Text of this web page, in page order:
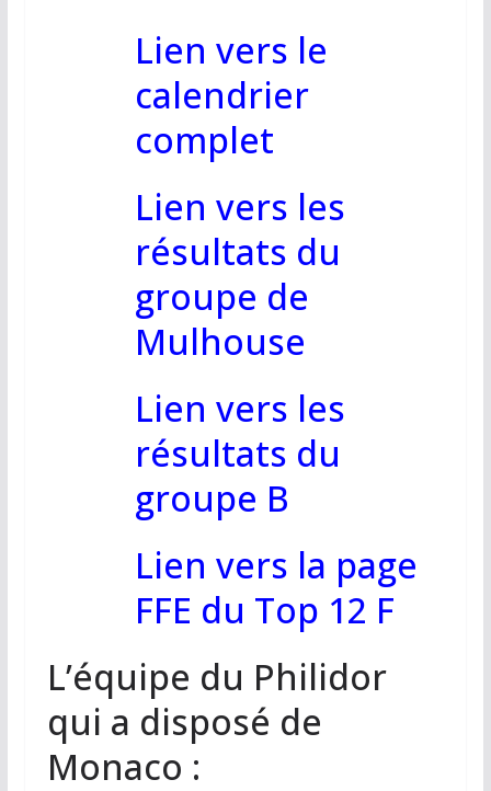
Lien vers le
calendrier
complet
Lien vers les
résultats du
groupe de
Mulhouse
Lien vers les
résultats du
groupe B
Lien vers la page
FFE du Top 12 F
L’équipe du Philidor
qui a disposé de
Monaco :